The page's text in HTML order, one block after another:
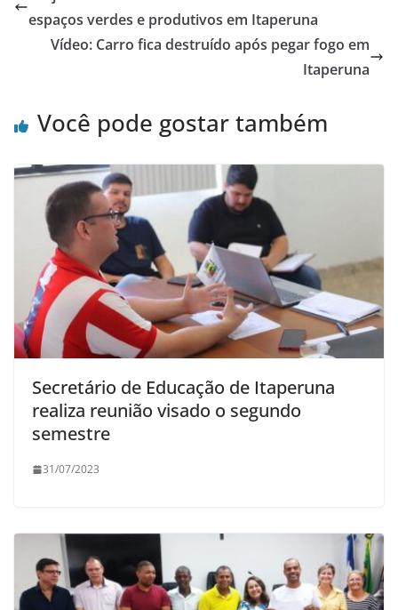
b
o
A
p
espaços verdes e produtivos em Itaperuna
Vídeo: Carro fica destruído após pegar fogo em
Itaperuna
Você pode gostar também
Secretário de Educação de Itaperuna
realiza reunião visado o segundo
semestre
31/07/2023